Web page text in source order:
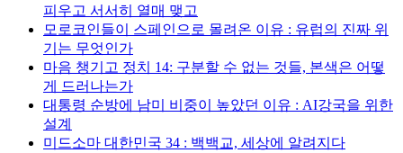
피우고 서서히 열매 맺고
모로코인들이 스페인으로 몰려온 이유 : 유럽의 진짜 위
기는 무엇인가
마음 챙기고 정치 14: 구분할 수 없는 것들, 본색은 어떻
게 드러나는가
대통령 순방에 남미 비중이 높았던 이유 : AI강국을 위한
설계
미드소마 대한민국 34 : 백백교, 세상에 알려지다